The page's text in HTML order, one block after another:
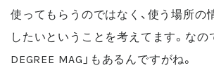
使ってもらうのではなく、使う場所の
したいということを考えてます。なの
DEGREE MAG」もあるんですがね。